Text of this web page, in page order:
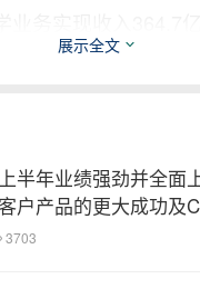
益于生产工艺持续优
业务经调整non-
同比提升5.9pts。
现（"R"，Research
年，公司为客户
展示全文
半年业绩强劲并全面
户产品的更大成功及
3703